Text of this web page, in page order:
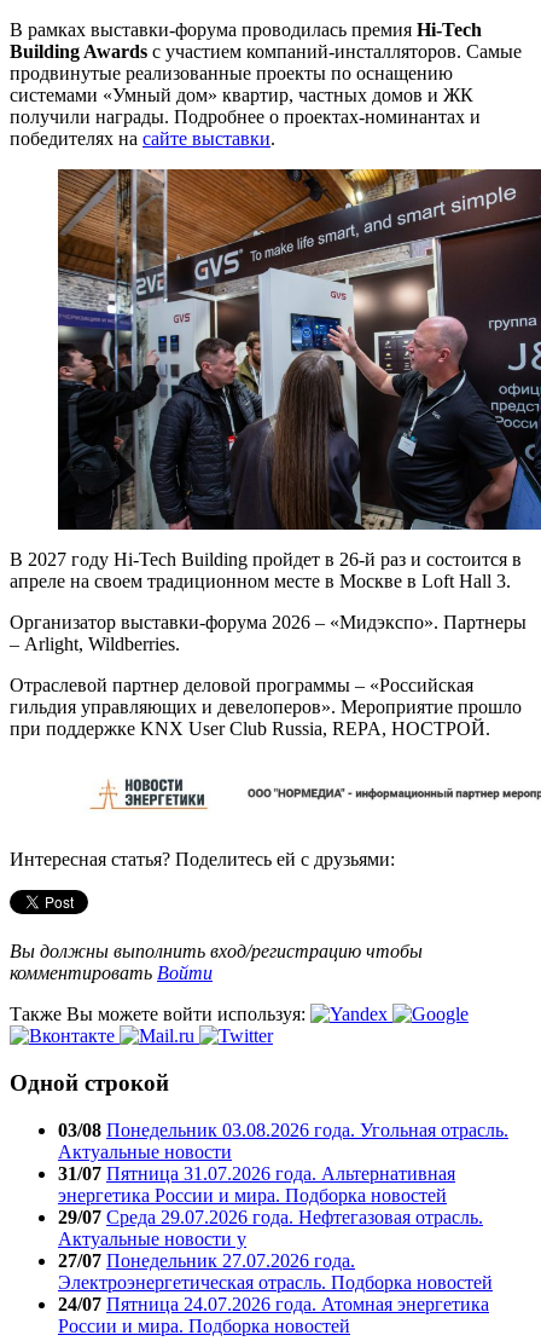
В рамках выставки-форума проводилась премия Hi-Tech
Building Awards с участием компаний-инсталляторов. Самые
продвинутые реализованные проекты по оснащению
системами «Умный дом» квартир, частных домов и ЖК
получили награды. Подробнее о проектах-номинантах и
победителях на сайте выставки.
В 2027 году Hi-Tech Building пройдет в 26-й раз и состоится в
апреле на своем традиционном месте в Москве в Loft Hall 3.
Организатор выставки-форума 2026 – «Мидэкспо». Партнеры
– Arlight, Wildberries.
Отраслевой партнер деловой программы – «Российская
гильдия управляющих и девелоперов». Мероприятие прошло
при поддержке KNX User Club Russia, REPA, НОСТРОЙ.
Интересная статья? Поделитесь ей с друзьями:
Вы должны выполнить вход/регистрацию чтобы
комментировать Войти
Также Вы можете войти используя:
Одной строкой
03/08 Понедельник 03.08.2026 года. Угольная отрасль.
Актуальные новости
31/07 Пятница 31.07.2026 года. Альтернативная
энергетика России и мира. Подборка новостей
29/07 Среда 29.07.2026 года. Нефтегазовая отрасль.
Актуальные новости у
27/07 Понедельник 27.07.2026 года.
Электроэнергетическая отрасль. Подборка новостей
24/07 Пятница 24.07.2026 года. Атомная энергетика
России и мира. Подборка новостей